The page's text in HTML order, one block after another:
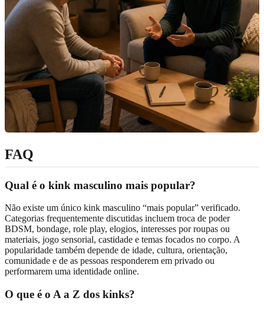
FAQ
Qual é o kink masculino mais popular?
Não existe um único kink masculino “mais popular” verificado.
Categorias frequentemente discutidas incluem troca de poder
BDSM, bondage, role play, elogios, interesses por roupas ou
materiais, jogo sensorial, castidade e temas focados no corpo. A
popularidade também depende de idade, cultura, orientação,
comunidade e de as pessoas responderem em privado ou
performarem uma identidade online.
O que é o A a Z dos kinks?